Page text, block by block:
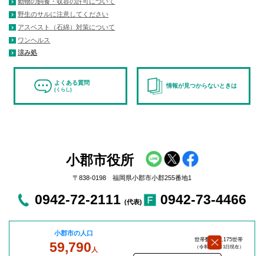
野生のサルに注意してください
アスベスト（石綿）対策について
ワンヘルス
涼み処
よくある質問
(くらし)
情報が見つからないときは
小郡市役所
〒838-0198 福岡県小郡市小郡255番地1
0942-72-2111 (代表) 0942-73-4466
小郡市の人口
59,790 人
世帯数：27,175世帯
（令和8年8月1日現在）